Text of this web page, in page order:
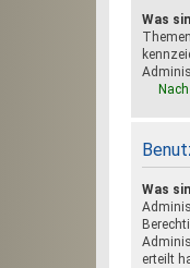
Was
Was
erteilt